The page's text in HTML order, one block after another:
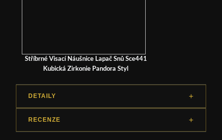
Stříbrné Visací Náušnice Lapač Snů Sce441
Kubická Zirkonie Pandora Styl
DETAILY
RECENZE